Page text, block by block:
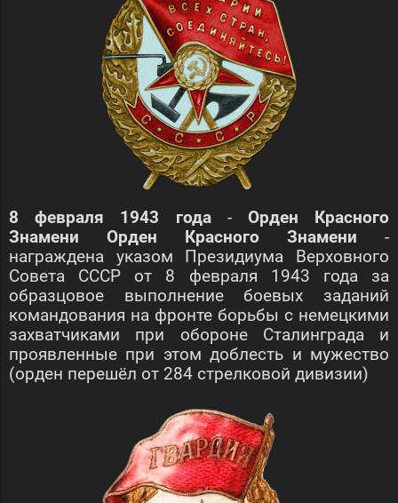
8 февраля 1943 года- Орден Красного
Знамени Орден Красного Знамени -
награждена указом Президиума Верховного
Совета СССР от 8 февраля 1943 года за
образцовое выполнение боевых заданий
командования на фронте борьбы с немецкими
захватчиками при обороне Сталинграда и
проявленные при этом доблесть и мужество
(орден перешёл от 284 стрелковой дивизии)